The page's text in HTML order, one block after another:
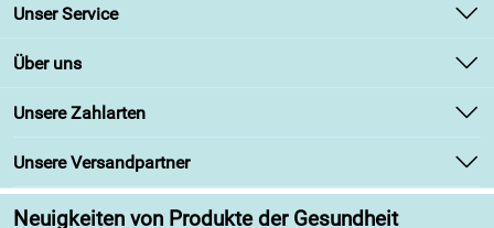
Hersteller UVP 184.90€
Unser Service
Kontakt
Retourenabwicklung
Lieferbedingungen
Über uns
Unsere Bestseller
Angebote
Kundenbewertungen (313)
Unsere Zahlarten
Unsere Versandpartner
Neuigkeiten von Produkte der Gesundheit